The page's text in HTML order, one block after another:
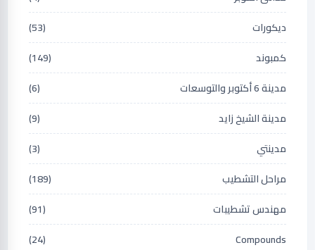
ديكورات
(53)
كمبوند
(149)
مدينة 6 أكتوبر والتوسعات
(6)
مدينة الشيخ زايد
(9)
مدينتي
(3)
مراحل التشطيب
(189)
مهندس تشطيبات
(91)
Compounds
(24)